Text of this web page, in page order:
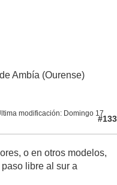
Ambía (Ourense)
modificación: Domingo 17
#133
o en otros modelos,
libre al sur a